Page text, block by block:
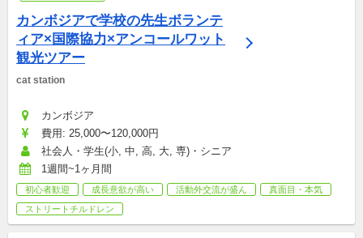
カンボジアで学校の先生ボランテ
ィア×国際協力×アンコールワット
観光ツアー
カンボジア
費用: 25,000〜120,000円
社会人・学生(小, 中, 高, 大, 専)・シニア
1週間~1ヶ月間
初心者歓迎 成長意欲が高い 活動外交流が盛ん
真面目・本気
ストリートチルドレン